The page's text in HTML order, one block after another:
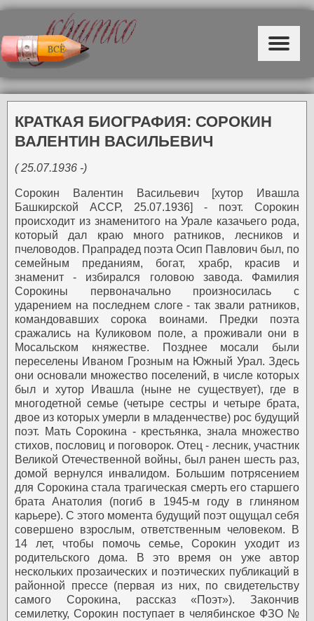
КРАТКАЯ БИОГРАФИЯ: СОРОКИН
ВАЛЕНТИН ВАСИЛЬЕВИЧ
( 25.07.1936 -)
Сорокин Валентин Васильевич [хутор Ивашла
Башкирской АССР, 25.07.1936] - поэт. Сорокин
происходит из знаменитого на Урале казачьего рода,
который дал краю много ратников, лесников и
пчеловодов. Прапрадед поэта Осип Павлович был, по
семейным преданиям, богат, храбр, красив и
знаменит - избирался головою завода. Фамилия
Сорокины первоначально произносилась с
ударением на последнем слоге - так звали ратников,
командовавших сорока воинами. Предки поэта
сражались на Куликовом поле, а проживали они в
Мосальском княжестве. Позднее мосали были
переселены Иваном Грозным на Южный Урал. Здесь
они основали множество поселений, в числе которых
был и хутор Ивашла (ныне не существует), где в
многодетной семье (четыре сестры и четыре брата,
двое из которых умерли в младенчестве) рос будущий
поэт. Мать Сорокина - крестьянка, знала множество
стихов, пословиц и поговорок. Отец - лесник, участник
Великой Отечественной войны, был ранен шесть раз,
домой вернулся инвалидом. Большим потрясением
для Сорокина стала трагическая смерть его старшего
брата Анатолия (погиб в 1945-м году в глиняном
карьере). С этого момента будущий поэт ощущал себя
совершено взрослым, ответственным человеком. В
14 лет, чтобы помочь семье, Сорокин уходит из
родительского дома. В это время он уже автор
нескольких прозаических и поэтических публикаций в
районной прессе (первая из них, по свидетельству
самого Сорокина, рассказ «Поэт»). Закончив
семилетку, Сорокин поступает в челябинское ФЗО №